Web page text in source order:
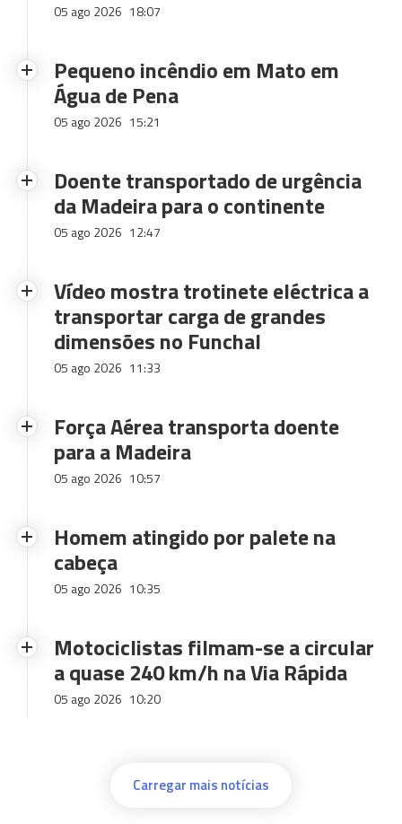
05 ago 2026 18:07
Pequeno incêndio em Mato em
Água de Pena
05 ago 2026 15:21
Doente transportado de urgência
da Madeira para o continente
05 ago 2026 12:47
Vídeo mostra trotinete eléctrica a
transportar carga de grandes
dimensões no Funchal
05 ago 2026 11:33
Força Aérea transporta doente
para a Madeira
05 ago 2026 10:57
Homem atingido por palete na
cabeça
05 ago 2026 10:35
Motociclistas filmam-se a circular
a quase 240 km/h na Via Rápida
05 ago 2026 10:20
Carregar mais notícias